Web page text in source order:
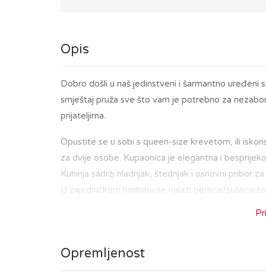
Opis
Dobro došli u naš jedinstveni i šarmantno uređeni
smještaj pruža sve što vam je potrebno za
prijateljima.
Opustite se u sobi s queen-size krevetom, ili
za dvije osobe. Kupaonica je elegantna i
Kuhinja sadrži hladnjak, štednjak i osnovni pribor
U zajedničkom hodniku se nalazi perilica/sušilica
ste u posjetu kako biste istražili povijesnu jezgru
tržnicom Dolac i Trgom bana Jelačića, ili da
Opremljenost